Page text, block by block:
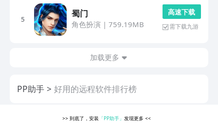
5
蜀门
角色扮演 | 759.19MB
高 速 下 载
需下载九游
加载更多
PP助手 好用的远程软件排行榜
>> 到底了，安装 「PP助手」发现更多<<